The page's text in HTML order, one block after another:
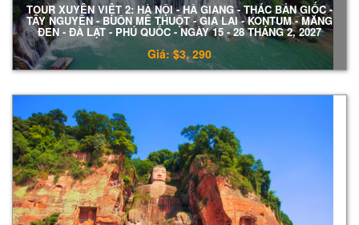
TOUR XUYÊN VIỆT 2: HÀ NỘI - HÀ GIANG - THÁC BẢN GIỐC -
TÂY NGUYÊN - BUÔN MÊ THUỘT - GIA LAI - KONTUM - MĂNG
ĐEN - ĐÀ LẠT - PHÚ QUỐC - NGÀY 15 - 28 THÁNG 2, 2027
Giá: $3, 290